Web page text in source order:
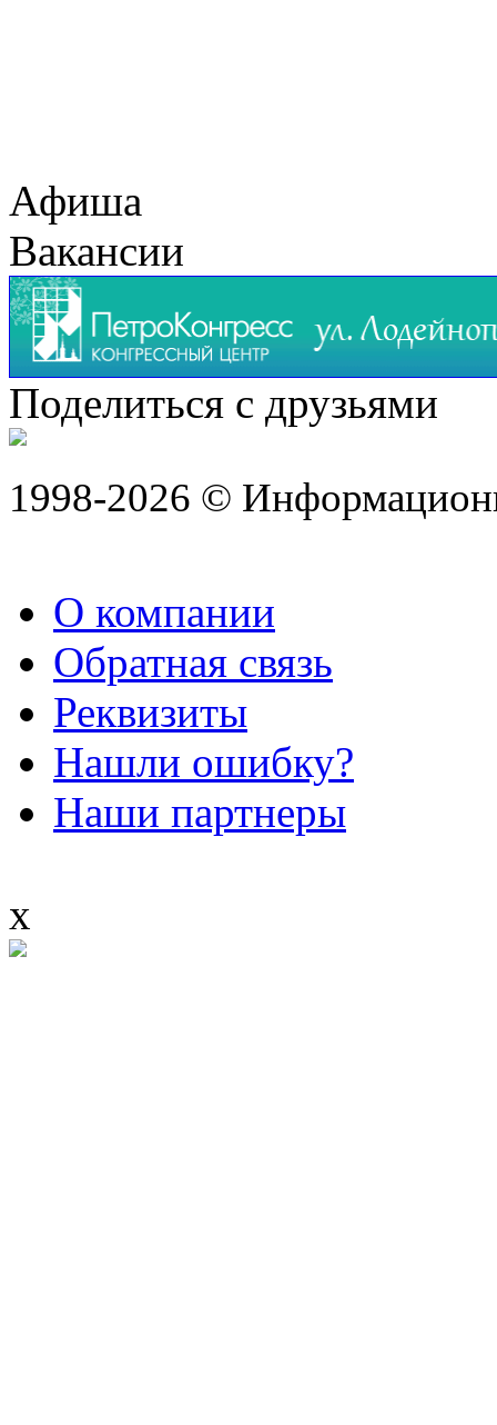
Афиша
Вакансии
Поделиться с друзьями
1998-2026 ©
О компании
Обратная связь
Реквизиты
Нашли ошибку?
Наши партнеры
x